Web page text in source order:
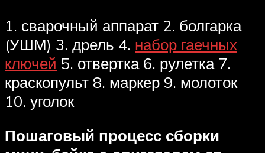
1. сварочный аппарат 2. болгарка
(УШМ) 3. дрель 4. набор гаечных
ключей 5. отвертка 6. рулетка 7.
краскопульт 8. маркер 9. молоток
10. уголок
Пошаговый процесс сборки